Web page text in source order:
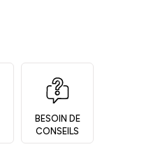
BESOIN DE
CONSEILS